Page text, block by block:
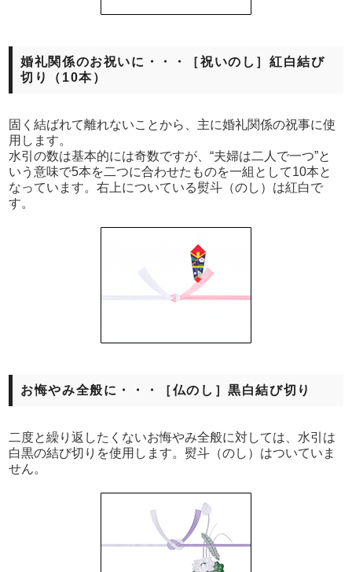
婚礼関係のお祝いに・・・［祝いのし］紅白結び
切り（10本）
固く結ばれて離れないことから、主に婚礼関係の祝事に使
用します。
水引の数は基本的には奇数ですが、“夫婦は二人で一つ”と
いう意味で5本を二つに合わせたものを一組として10本と
なっています。右上についている熨斗（のし）は紅白で
す。
お悔やみ全般に・・・［仏のし］黒白結び切り
二度と繰り返したくないお悔やみ全般に対しては、水引は
白黒の結び切りを使用します。熨斗（のし）はついていま
せん。